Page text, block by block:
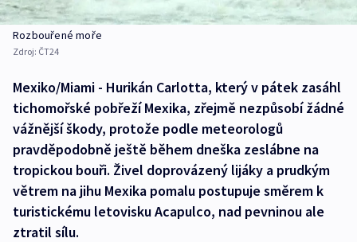
Rozbouřené moře
Zdroj: ČT24
Mexiko/Miami - Hurikán Carlotta, který v pátek zasáhl
tichomořské pobřeží Mexika, zřejmě nezpůsobí žádné
vážnější škody, protože podle meteorologů
pravděpodobně ještě během dneška zeslábne na
tropickou bouři. Živel doprovázený lijáky a prudkým
větrem na jihu Mexika pomalu postupuje směrem k
turistickému letovisku Acapulco, nad pevninou ale
ztratil sílu.